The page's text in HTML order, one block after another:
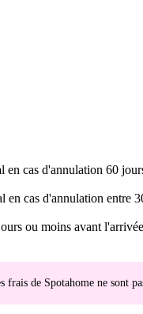
en cas d'annulation 60
en cas d'annulation entre
ou moins avant l'arrivée
frais de Spotahome ne sont